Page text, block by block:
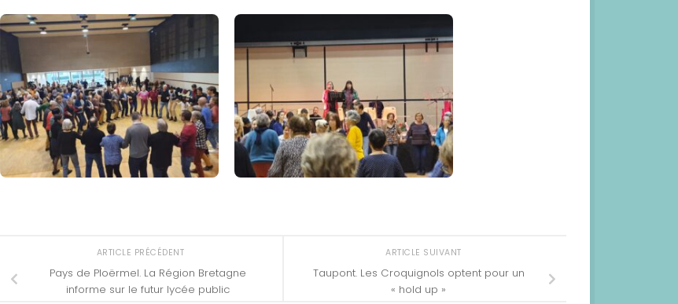
ARTICLE SUIVANT
Taupont. Les Croquignols optent pour un
« hold up »
ARTICLE PRÉCÉDENT
Pays de Ploërmel. La Région Bretagne
informe sur le futur lycée public